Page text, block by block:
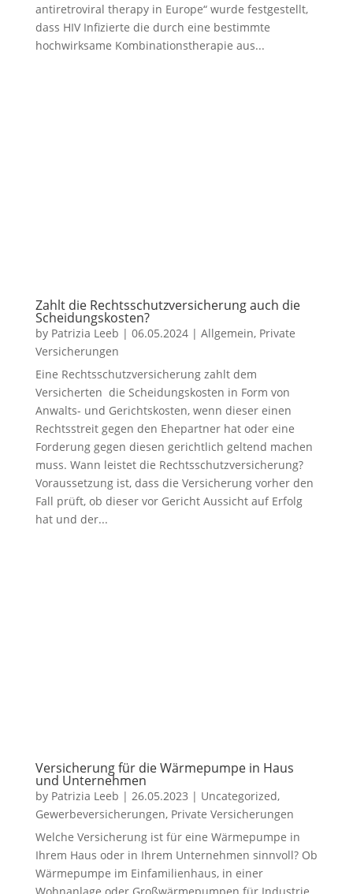
antiretroviral therapy in Europe“ wurde festgestellt,
dass HIV Infizierte die durch eine bestimmte
hochwirksame Kombinationstherapie aus...
Zahlt die Rechtsschutzversicherung auch die
Scheidungskosten?
by Patrizia Leeb | 06.05.2024| Allgemein, Private
Versicherungen
Eine Rechtsschutzversicherung zahlt dem
Versicherten die Scheidungskosten in Form von
Anwalts- und Gerichtskosten, wenn dieser einen
Rechtsstreit gegen den Ehepartner hat oder eine
Forderung gegen diesen gerichtlich geltend machen
muss. Wann leistet die Rechtsschutzversicherung?
Voraussetzung ist, dass die Versicherung vorher den
Fall prüft, ob dieser vor Gericht Aussicht auf Erfolg
hat und der...
Versicherung für die Wärmepumpe in Haus
und Unternehmen
by Patrizia Leeb | 26.05.2023 | Uncategorized,
Gewerbeversicherungen, Private Versicherungen
Welche Versicherung ist für eine Wärmepumpe in
Ihrem Haus oder in Ihrem Unternehmen sinnvoll? Ob
Wärmepumpe im Einfamilienhaus, in einer